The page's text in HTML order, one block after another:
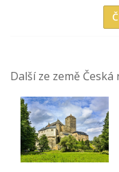
Další ze země